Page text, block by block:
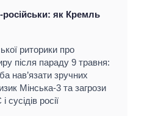
як Кремль
риторики про
після параду 9 травня:
нав’язати зручних
Мінська-3 та загрози
сусідів росії